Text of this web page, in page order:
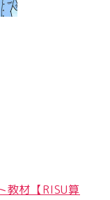
教材【RISU算